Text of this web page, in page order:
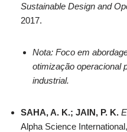
Sustainable Design and
2017.
Nota: Foco em
otimização operacional
industrial.
SAHA, A. K.; JAIN, P. K.
Alpha Science